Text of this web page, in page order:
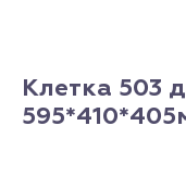
Клетка 503